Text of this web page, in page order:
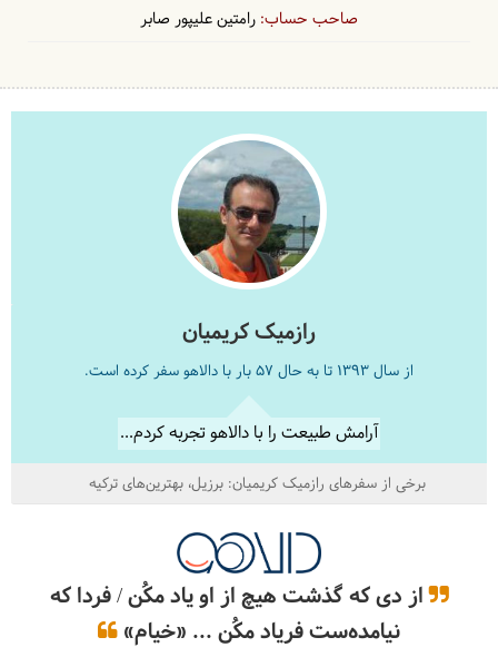
رامتین علیپور صابر
رازمیک کریمیان
از سال 1393 تا به حال 57 بار با دالاهو سفر کرده است.
آرامش طبیعت را با دالاهو تجربه کردم...
برخی از سفرهای رازمیک کریمیان: برزیل بهترین‌های ترکیه
از دی که گذشت هیچ از او یاد مکُن / فردا که
نیامده‌ست فریاد مکُن ... «خیام»